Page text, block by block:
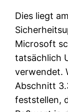
Dies liegt am
Microsoft
tatsächlich
verwendet.
Abschnitt
feststellen,